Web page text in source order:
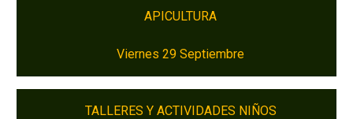
APICULTURA
Viernes 29 Septiembre
TALLERES Y ACTIVIDADES NIÑOS